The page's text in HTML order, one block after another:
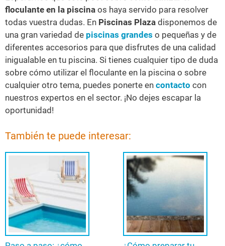
floculante en la piscina os haya servido para resolver
todas vuestra dudas. En Piscinas Plaza disponemos de
una gran variedad de piscinas grandes o pequeñas y de
diferentes accesorios para que disfrutes de una calidad
inigualable en tu piscina. Si tienes cualquier tipo de duda
sobre cómo utilizar el floculante en la piscina o sobre
cualquier otro tema, puedes ponerte en contacto con
nuestros expertos en el sector. ¡No dejes escapar la
oportunidad!
También te puede interesar: